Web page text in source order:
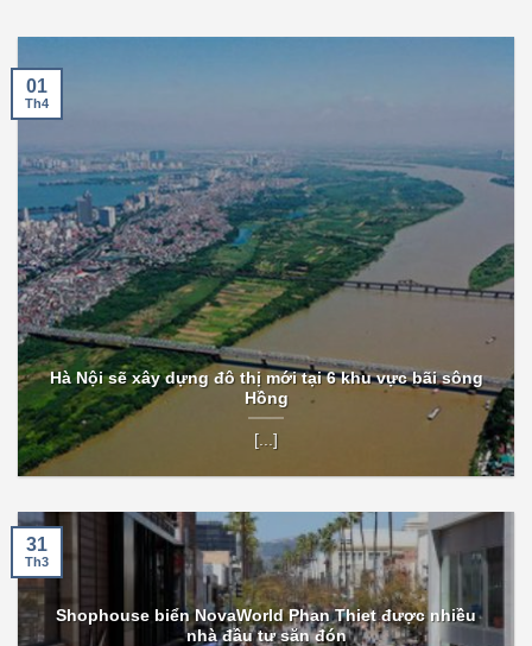
Hà Nội sẽ xây dựng đô thị mới tại 6 khu vực bãi sông
Hồng
[...]
01
Th4
Shophouse biển NovaWorld Phan Thiet được nhiều
nhà đầu tư săn đón
31
Th3